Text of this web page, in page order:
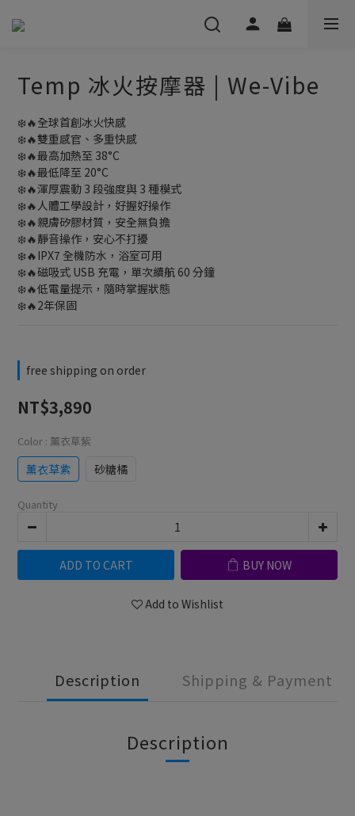
Temp 冰火按摩器 | We-Vibe
❄️🔥全球首創冰火快感
❄️🔥雙重感官、多重快感
❄️🔥最高加熱至 38°C
❄️🔥最低降至 20°C
❄️🔥渾厚震動 3 段強度與 3 種模式
❄️🔥人體工學設計，好握好操作
❄️🔥親膚矽膠材質，安全無負擔
❄️🔥靜音操作，安心不打擾
❄️🔥IPX7 全機防水，浴室可用
❄️🔥磁吸式 USB 充電，單次續航 60 分鐘
❄️🔥低電量提示，隨時掌握狀態
❄️🔥2年保固
free shipping on order
NT$3,890
Color : 薰衣草紫
薰衣草紫 砂糖橘
Quantity
ADD TO CART BUY NOW
Add to Wishlist
Description Shipping & Payment
Description